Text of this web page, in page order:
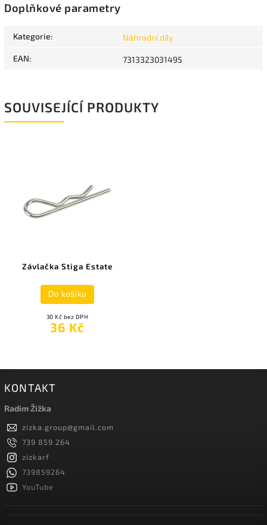
Doplňkové parametry
Kategorie: Náhradní díly
EAN: 7313323031495
SOUVISEJÍCÍ PRODUKTY
Závlačka Stiga Estate
30 Kč bez DPH
36 Kč
Do košíku
KONTAKT
Radim Žižka
zizka.group@gmail.com
739 859 264
zizkarf
739859264
YouTube